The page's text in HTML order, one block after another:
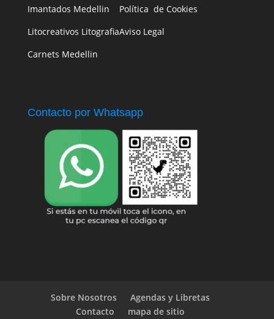
Imantados Medellin
Litocreativos Litografia
Carnets Medellin
Política de Cookies
Aviso Legal
Contacto por Whatsapp
Sobre Nosotros
Agendas y Libretas
Contacto
mapa de sitio